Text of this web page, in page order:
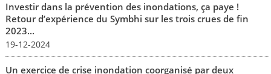
Investir dans la prévention des inondations, ça paye !
Retour d’expérience du Symbhi sur les trois crues de fin
2023...
19-12-2024
Un exercice de crise inondation coorganisé par deux